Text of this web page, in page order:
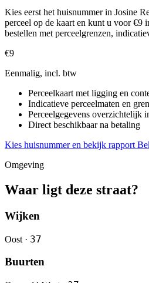
Kies eerst het huisnummer in Josine
perceel op de kaart en kunt u voor €9
bestellen met perceelgrenzen,
€9
Eenmalig, incl. btw
Perceelkaart met ligging en
Indicatieve perceelmaten en
Perceelgegevens overzichtelijk
Direct beschikbaar na betaling
Kies huisnummer en bekijk rapport
Omgeving
Waar ligt deze straat?
Wijken
Oost · 37
Buurten